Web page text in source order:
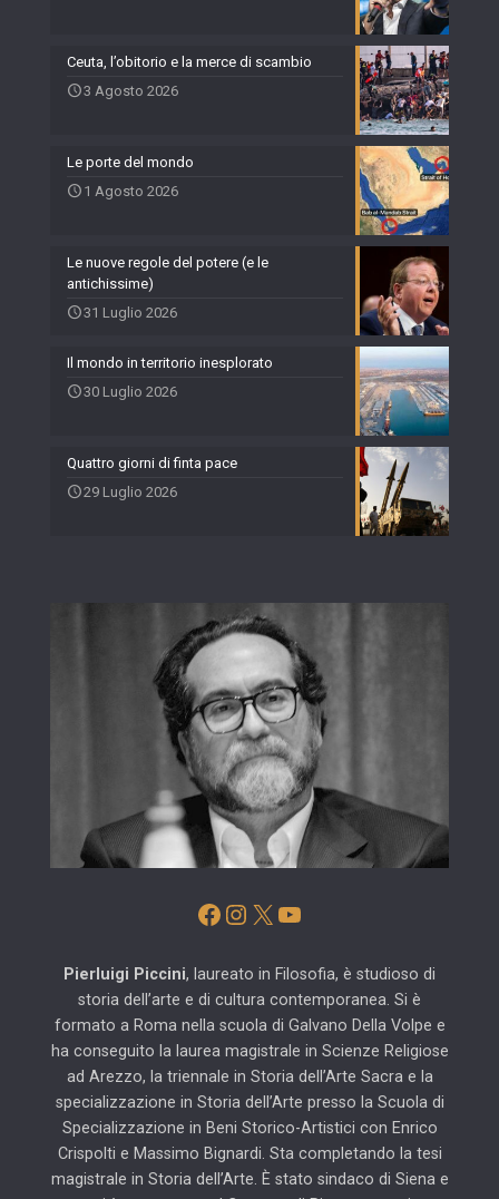
Ceuta, l’obitorio e la merce di scambio
3 Agosto 2026
Le porte del mondo
1 Agosto 2026
Le nuove regole del potere (e le
antichissime)
31 Luglio 2026
Il mondo in territorio inesplorato
30 Luglio 2026
Quattro giorni di finta pace
29 Luglio 2026
Facebook
Instagram
X YouTube
Pierluigi Piccini, laureato in Filosofia, è studioso di
storia dell’arte e di cultura contemporanea. Si è
formato a Roma nella scuola di Galvano Della Volpe e
ha conseguito la laurea magistrale in Scienze Religiose
ad Arezzo, la triennale in Storia dell’Arte Sacra e la
specializzazione in Storia dell’Arte presso la Scuola di
Specializzazione in Beni Storico-Artistici con Enrico
Crispolti e Massimo Bignardi. Sta completando la tesi
magistrale in Storia dell’Arte. È stato sindaco di Siena e